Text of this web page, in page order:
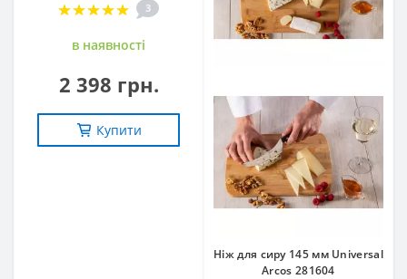
3
в наявностi
2 398 грн.
Купити
Ніж для сиру 145 мм Universal
Arcos 281604